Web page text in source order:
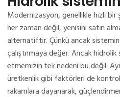
Modernizasyon, genellikle hızlı
her zaman değil, yenisini satın
alternatiftir.Çünkü ancak
çalıştırmaya değer.Ancak
etmemizin tek nedeni bu değil.
üretkenlik gibi faktörleri de
rakamlara dayanarak,